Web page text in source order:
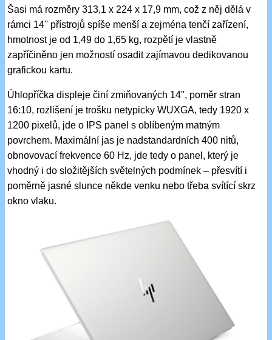
Šasi má rozměry 313,1 x 224 x 17,9 mm, což z něj dělá v
rámci 14'' přístrojů spíše menší a zejména tenčí zařízení,
hmotnost je od 1,49 do 1,65 kg, rozpětí je vlastně
zapříčiněno jen možností osadit zajímavou dedikovanou
grafickou kartu.
Úhlopříčka displeje činí zmiňovaných 14'', poměr stran
16:10, rozlišení je trošku netypicky WUXGA, tedy 1920 x
1200 pixelů, jde o IPS panel s oblíbeným matným
povrchem. Maximální jas je nadstandardních 400 nitů,
obnovovací frekvence 60 Hz, jde tedy o panel, který je
vhodný i do složitějších světelných podmínek – přesvítí i
poměrně jasné slunce někde venku nebo třeba svítící skrz
okno vlaku.